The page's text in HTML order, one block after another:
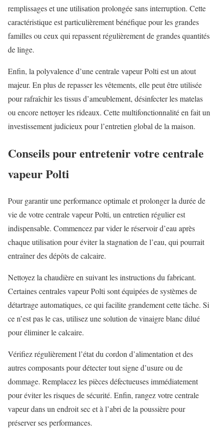
remplissages et une utilisation prolongée sans interruption. Cette
caractéristique est particulièrement bénéfique pour les grandes
familles ou ceux qui repassent régulièrement de grandes quantités
de linge.
Enfin, la polyvalence d’une centrale vapeur Polti est un atout
majeur. En plus de repasser les vêtements, elle peut être utilisée
pour rafraîchir les tissus d’ameublement, désinfecter les matelas
ou encore nettoyer les rideaux. Cette multifonctionnalité en fait un
investissement judicieux pour l’entretien global de la maison.
Conseils pour entretenir votre centrale
vapeur Polti
Pour garantir une performance optimale et prolonger la durée de
vie de votre centrale vapeur Polti, un entretien régulier est
indispensable. Commencez par vider le réservoir d’eau après
chaque utilisation pour éviter la stagnation de l’eau, qui pourrait
entraîner des dépôts de calcaire.
Nettoyez la chaudière en suivant les instructions du fabricant.
Certaines centrales vapeur Polti sont équipées de systèmes de
détartrage automatiques, ce qui facilite grandement cette tâche. Si
ce n’est pas le cas, utilisez une solution de vinaigre blanc dilué
pour éliminer le calcaire.
Vérifiez régulièrement l’état du cordon d’alimentation et des
autres composants pour détecter tout signe d’usure ou de
dommage. Remplacez les pièces défectueuses immédiatement
pour éviter les risques de sécurité. Enfin, rangez votre centrale
vapeur dans un endroit sec et à l’abri de la poussière pour
préserver ses performances.